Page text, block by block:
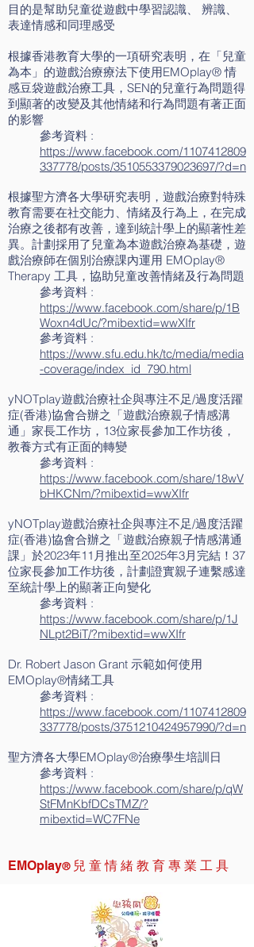
目的是幫助兒童從遊戲中學習認識、 辨識、
表達情感和同理感受
根據香港教育大學的一項研究表明，在「兒童
為本」的遊戲治療療法下使用EMOplay® 情
感豆袋遊戲治療工具，SEN的兒童行為問題得
到顯著的改變及其他情緒和行為問題有著正面
的影響
參考資料 :
https://www.facebook.com/1107412809
337778/posts/3510553379023697/?d=n
根據聖方濟各大學研究表明，遊戲治療對特殊
教育需要在社交能力、情緒及行為上，在完成
治療之後都有改善，達到統計學上的顯著性差
異。計劃採用了兒童為本遊戲治療為基礎，遊
戲治療師在個別治療課內運用 EMOplay®
Therapy 工具，協助兒童改善情緒及行為問題
參考資料 :
https://www.facebook.com/share/p/1B
Woxn4dUc/?mibextid=wwXIfr
參考資料 :
https://www.sfu.edu.hk/tc/media/media
-coverage/index_id_790.html
yNOTplay遊戲治療社企與專注不足/過度活躍
症(香港)協會合辦之「遊戲治療親子情感溝
通」家長工作坊，13位家長參加工作坊後，
教養方式有正面的轉變
參考資料 :
https://www.facebook.com/share/18wV
bHKCNm/?mibextid=wwXIfr
yNOTplay遊戲治療社企與專注不足/過度活躍
症(香港)協會合辦之「遊戲治療親子情感溝通
課」於2023年11月推出至2025年3月完結！37
位家長參加工作坊後，計劃證實親子連繫感達
至統計學上的顯著正向變化
參考資料 :
https://www.facebook.com/share/p/1J
NLpt2BiT/?mibextid=wwXIfr
Dr. Robert Jason Grant 示範如何使用
EMOplay®️情緒工具
參考資料 :
https://www.facebook.com/1107412809
337778/posts/3751210424957990/?d=n
聖方濟各大學EMOplay®治療學生培訓日
參考資料 :
https://www.facebook.com/share/p/qW
StFMnKbfDCsTMZ/?
mibextid=WC7FNe
EMOplay®兒 童 情 緒 教 育 專 業 工 具